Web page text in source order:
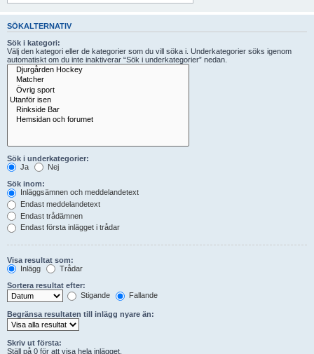
SÖKALTERNATIV
Sök i kategori:
Välj den kategori eller de kategorier som du vill söka i. Underkategorier söks igenom
automatiskt om du inte inaktiverar “Sök i underkategorier” nedan.
Sök i underkategorier:
Ja
Nej
Sök inom:
Inläggsämnen och meddelandetext
Endast meddelandetext
Endast trådämnen
Endast första inlägget i trådar
Visa resultat som:
Inlägg
Trådar
Sortera resultat efter:
Stigande
Fallande
Begränsa resultaten till inlägg nyare än:
Skriv ut första:
Ställ på 0 för att visa hela inlägget.